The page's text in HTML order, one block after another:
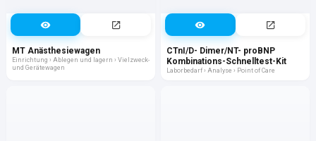
MT Anästhesiewagen
Einrichtung › Ablegen und lagern › Vielzweck-
und Gerätewagen
CTnI/D- Dimer/NT- proBNP
Kombinations-Schnelltest-Kit
Laborbedarf › Analyse › Point of Care